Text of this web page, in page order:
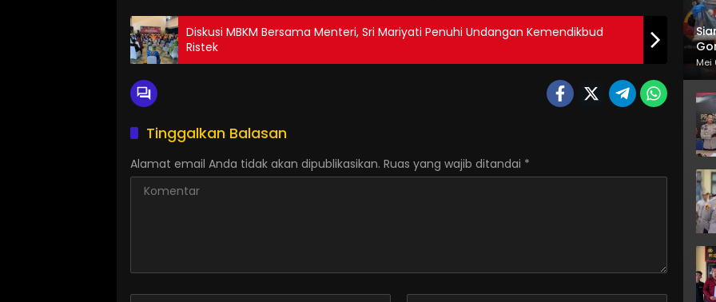
Diskusi MBKM Bersama Menteri, Sri Mariyati Penuhi Undangan Kemendikbud
Ristek
Tinggalkan Balasan
Alamat email Anda tidak akan dipublikasikan. Ruas yang wajib ditandai *
Mei